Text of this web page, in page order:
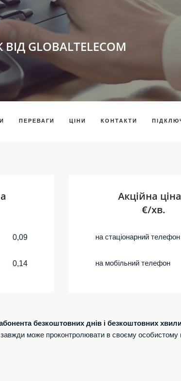
GLOBALTELECOM
ПЕРЕВАГИ ЦІНИ КОНТАКТИ
0,09
0,14
Акційна
€/хв.
на стаціонарний телефон
на мобільний телефон
безкоштовних днів і безкоштовних
може проконтролювати в своєму особистому